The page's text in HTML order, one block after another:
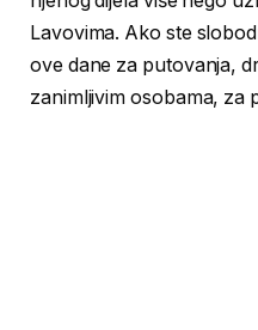
Lavovima. Ako ste
ove dane za putovanja,
zanimljivim osobama, za